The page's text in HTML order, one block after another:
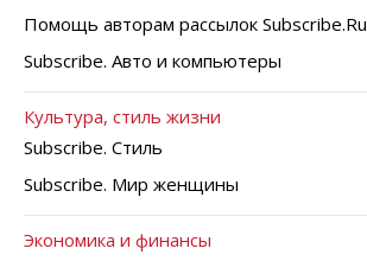
Помощь авторам рассылок Subscribe.Ru
Subscribe. Авто и компьютеры
Культура, стиль жизни
Subscribe. Стиль
Subscribe. Мир женщины
Экономика и финансы